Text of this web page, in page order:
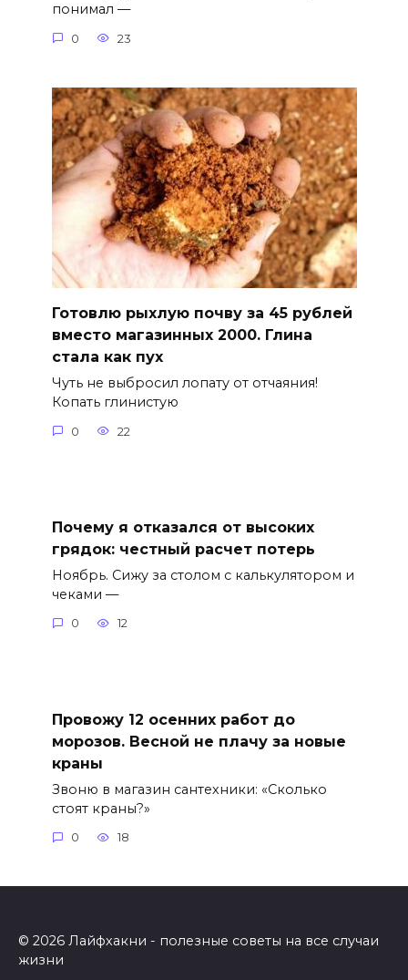
понимал —
0 23
Готовлю рыхлую почву за 45 рублей
вместо магазинных 2000. Глина
стала как пух
Чуть не выбросил лопату от отчаяния!
Копать глинистую
0 22
Почему я отказался от высоких
грядок: честный расчет потерь
Ноябрь. Сижу за столом с калькулятором и
чеками —
0 12
Провожу 12 осенних работ до
морозов. Весной не плачу за новые
краны
Звоню в магазин сантехники: «Сколько
стоят краны?»
0 18
© 2026 Лайфхакни - полезные советы на все случаи
жизни